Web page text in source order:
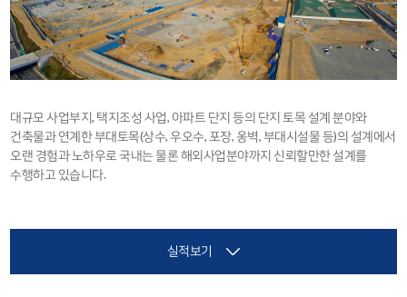
대규모 사업부지, 택지조성 사업, 아파트 단지 등의 단지 토목 설계 분야와
건축물과 연계한 부대토목(상수, 우오수, 포장, 옹벽, 부대시설물 등)의 설계에서
오랜 경험과 노하우로 국내는 물론 해외사업분야까지 신뢰할만한 설계를
수행하고 있습니다.
실적보기